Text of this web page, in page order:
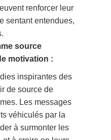
renforcer leur
sentant entendues,
source
motivation :
inspirantes des
de source de
Les messages
véhiculés par la
à surmonter les